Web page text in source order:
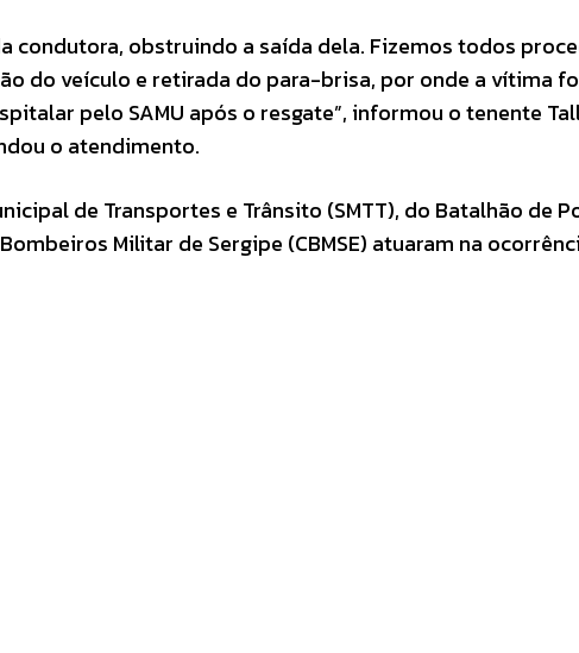
condutora, obstruindo a saída dela. Fizemos todos
do veículo e retirada do para-brisa, por onde a vítima
pelo SAMU após o resgate”, informou o tenente
o atendimento.
de Transportes e Trânsito (SMTT), do Batalhão de
Militar de Sergipe (CBMSE) atuaram na